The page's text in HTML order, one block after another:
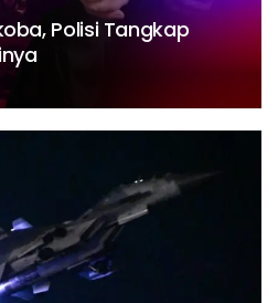
Polisi Tangkap